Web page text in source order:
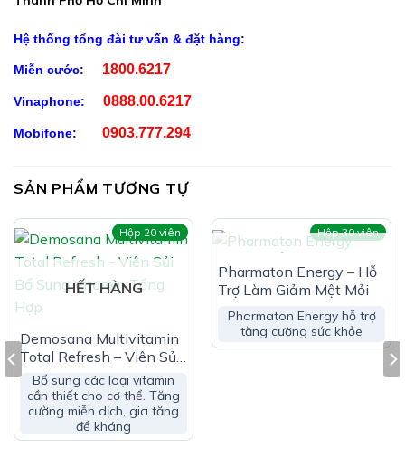
Bột lựu: 0,1mg
Phụ liệu: Cellulose vi tinh thể, glucose, silicon dioxide,
magnesi stearat, hydroxylpropyl methyl cellulose, canxi
carboxymethyl cellulose, tinh bột biến tính, siro glucose
Công Dụng Vitamin A+ C+ E Mega Max:
kháng
Đối Tượng Sử Dụng Vitamin A+ C+ E Mega
Max:
Người trưởng thành
Hệ thống tổng đài tư vấn & đặt hàng:
Miễn cước: 1800.6217
Vinaphone: 0888.00.6217
Mobifone: 0903.777.294
SẢN PHẨM TƯƠNG TỰ
Hộp 20 viên
HẾT HÀNG
Demosana Multivitamin
Total Refresh – Viên Sủi
Bổ Sung Vitamin Tổng
Hợp
Bổ sung các loại vitamin
cần thiết cho cơ thể. Tăng
cường miễn dịch, gia tăng
đề kháng
Hộp 30 viên
Pharmaton Energy – Hỗ
Trợ Làm Giảm Mệt Mỏi
Pharmaton Energy hỗ trợ
tăng cường sức khỏe